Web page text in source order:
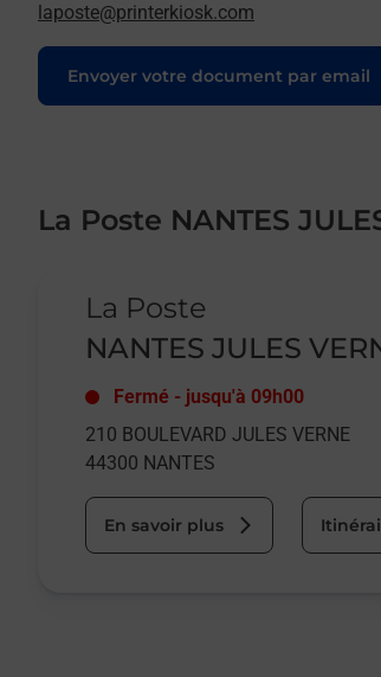
laposte@printerkiosk.com
Envoyer votre document par email
Le lien s'ouvre dans un nouvel onglet
La Poste NANTES
La Poste
NANTES JULES
Fermé - jusqu'à 09h00
210 BOULEVARD JULES VERNE
44300 NANTES
En savoir plus